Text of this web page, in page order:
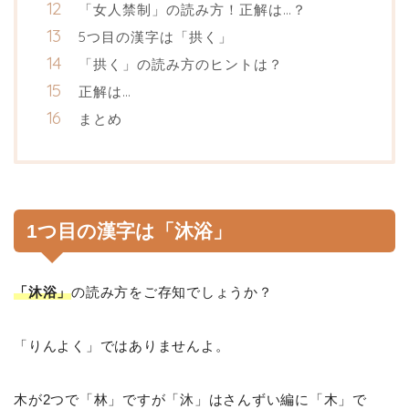
「女人禁制」の読み方！正解は…？
5つ目の漢字は「拱く」
「拱く」の読み方のヒントは？
正解は…
まとめ
1つ目の漢字は「沐浴」
「沐浴」の読み方をご存知でしょうか？
「りんよく」ではありませんよ。
木が2つで「林」ですが「沐」はさんずい編に「木」で